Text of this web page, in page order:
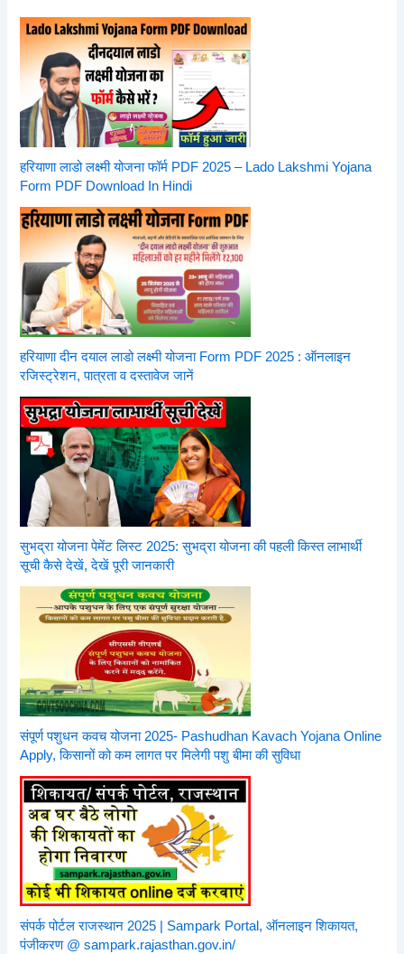
हरियाणा लाडो लक्ष्मी योजना फॉर्म PDF 2025 – Lado Lakshmi Yojana
Form PDF Download In Hindi
हरियाणा दीन दयाल लाडो लक्ष्मी योजना Form PDF 2025 : ऑनलाइन
रजिस्ट्रेशन, पात्रता व दस्तावेज जानें
सुभद्रा योजना पेमेंट लिस्ट 2025: सुभद्रा योजना की पहली किस्त लाभार्थी
सूची कैसे देखें, देखें पूरी जानकारी
संपूर्ण पशुधन कवच योजना 2025- Pashudhan Kavach Yojana Online
Apply, किसानों को कम लागत पर मिलेगी पशु बीमा की सुविधा
संपर्क पोर्टल राजस्थान 2025 | Sampark Portal, ऑनलाइन शिकायत,
पंजीकरण @ sampark.rajasthan.gov.in/